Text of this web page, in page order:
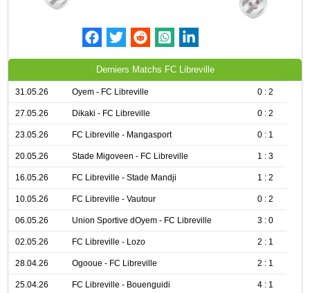
Derniers Matchs FC Libreville
31.05.26 Oyem - FC Libreville 0 : 2
27.05.26 Dikaki - FC Libreville 0 : 2
23.05.26 FC Libreville - Mangasport 0 : 1
20.05.26 Stade Migoveen - FC Libreville 1 : 3
16.05.26 FC Libreville - Stade Mandji 1 : 2
10.05.26 FC Libreville - Vautour 0 : 2
06.05.26 Union Sportive dOyem - FC Libreville 3 : 0
02.05.26 FC Libreville - Lozo 2 : 1
28.04.26 Ogooue - FC Libreville 2 : 1
25.04.26 FC Libreville - Bouenguidi 4 : 1